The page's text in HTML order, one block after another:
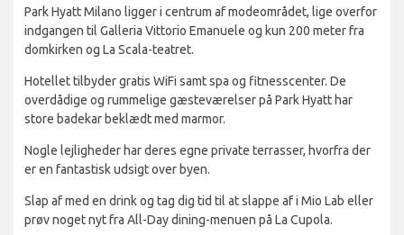
Park Hyatt Milano ligger i centrum af modeområdet, lige overfor
indgangen til Galleria Vittorio Emanuele og kun 200 meter fra
domkirken og La Scala-teatret.
Hotellet tilbyder gratis WiFi samt spa og fitnesscenter. De
overdådige og rummelige gæsteværelser på Park Hyatt har
store badekar beklædt med marmor.
Nogle lejligheder har deres egne private terrasser, hvorfra der
er en fantastisk udsigt over byen.
Slap af med en drink og tag dig tid til at slappe af i Mio Lab eller
prøv noget nyt fra All-Day dining-menuen på La Cupola.